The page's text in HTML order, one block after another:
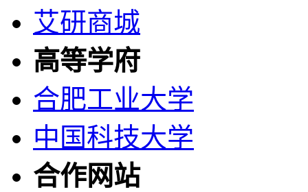
艾研商城
高等学府
合肥工业大学
中国科技大学
合作网站